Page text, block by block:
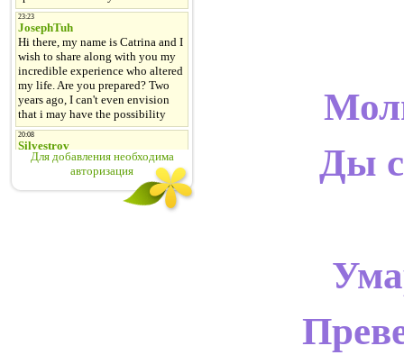
Для добавления необходима
авторизация
Ды